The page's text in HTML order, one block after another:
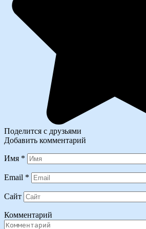
Поделится с друзьями
Добавить комментарий
Имя *
Email *
Сайт
Комментарий